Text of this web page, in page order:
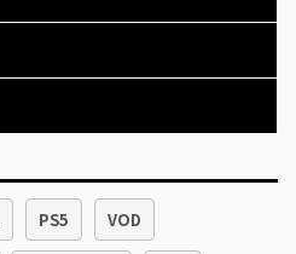
PS5 VOD